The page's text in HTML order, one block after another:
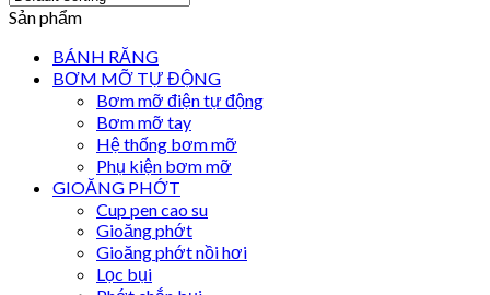
Sản phẩm
BÁNH RĂNG
BƠM MỠ TỰ ĐỘNG
Bơm mỡ điện tự động
Bơm mỡ tay
Hệ thống bơm mỡ
Phụ kiện bơm mỡ
GIOĂNG PHỚT
Cup pen cao su
Gioăng phớt
Gioăng phớt nồi hơi
Lọc bụi